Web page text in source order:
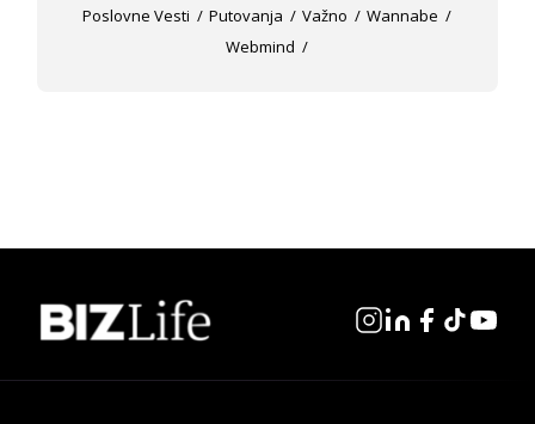
Poslovne Vesti
Putovanja Važno
Wannabe
Webmind